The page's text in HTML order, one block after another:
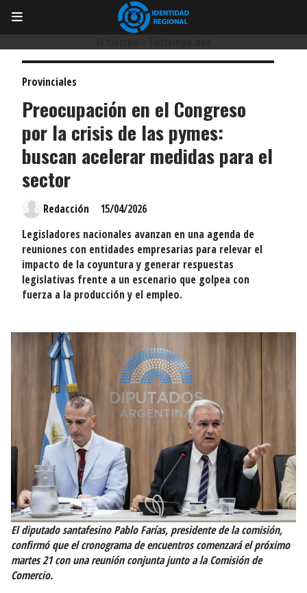
Preocupación en el Congreso
por la crisis de las pymes:
buscan acelerar medidas para el
sector
Legisladores nacionales avanzan en una agenda de
reuniones con entidades empresarias para relevar el
impacto de la coyuntura y generar respuestas
legislativas frente a un escenario que golpea con
fuerza a la producción y el empleo.
Provinciales
15/04/2026
Redacción
El diputado santafesinoPablo Farías, presidente de la comisión,
confirmó que el cronograma de encuentros comenzará el próximo
martes 21 con una reunión conjunta junto a la Comisión de
Comercio.